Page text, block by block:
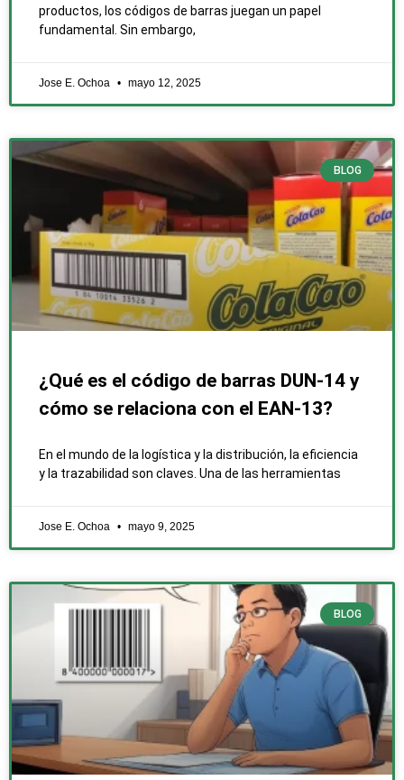
productos, los códigos de barras juegan un papel
fundamental. Sin embargo,
Jose E. Ochoa mayo 12, 2025
BLOG
¿Qué es el código de barras DUN-14 y
cómo se relaciona con el EAN-13?
En el mundo de la logística y la distribución, la eficiencia
y la trazabilidad son claves. Una de las herramientas
Jose E. Ochoa mayo 9, 2025
BLOG